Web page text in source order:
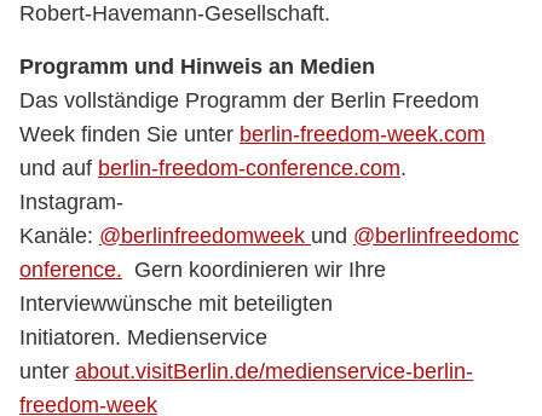
Robert-Havemann-Gesellschaft.
Programm und Hinweis an Medien
Das vollständige Programm der Berlin Freedom
Week finden Sie unter berlin-freedom-week.com
und auf berlin-freedom-conference.com.
Instagram-
Kanäle: @berlinfreedomweek und @berlinfreedomc
onference. Gern koordinieren wir Ihre
Interviewwünsche mit beteiligten
Initiatoren. Medienservice
unter about.visitBerlin.de/medienservice-berlin-
freedom-week